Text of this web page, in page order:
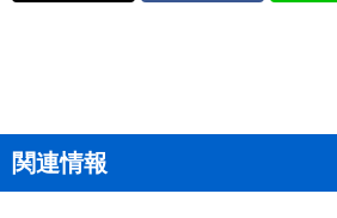
関連情報